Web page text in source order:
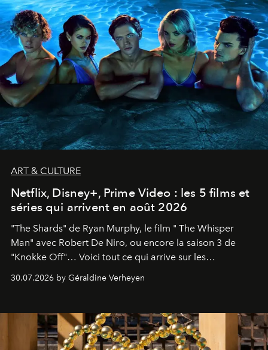
ART & CULTURE
Netflix, Disney+, Prime Video : les 5 films et
séries qui arrivent en août 2026
"The Shards" de Ryan Murphy, le film " The Whisper
Man" avec Robert De Niro, ou encore la saison 3 de
"Knokke Off"… Voici tout ce qui arrive sur les
30.07.2026 by Géraldine Verheyen